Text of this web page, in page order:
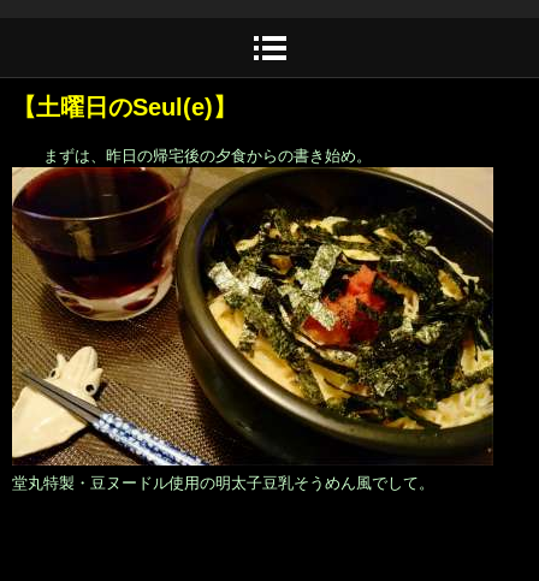
【土曜日のSeul(e)】
まずは、昨日の帰宅後の夕食からの書き始め。
堂丸特製・豆ヌードル使用の明太子豆乳そうめん風でして。